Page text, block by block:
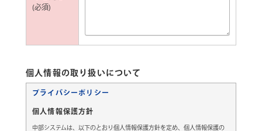
店舗情報
サイトポリシー
プライバシーポリシー
(必須)
個人情報の取り扱いについて
プライバシーポリシー
個人情報保護方針
中部システムは、以下のとおり個人情報保護方針を定め、個人情報保護の